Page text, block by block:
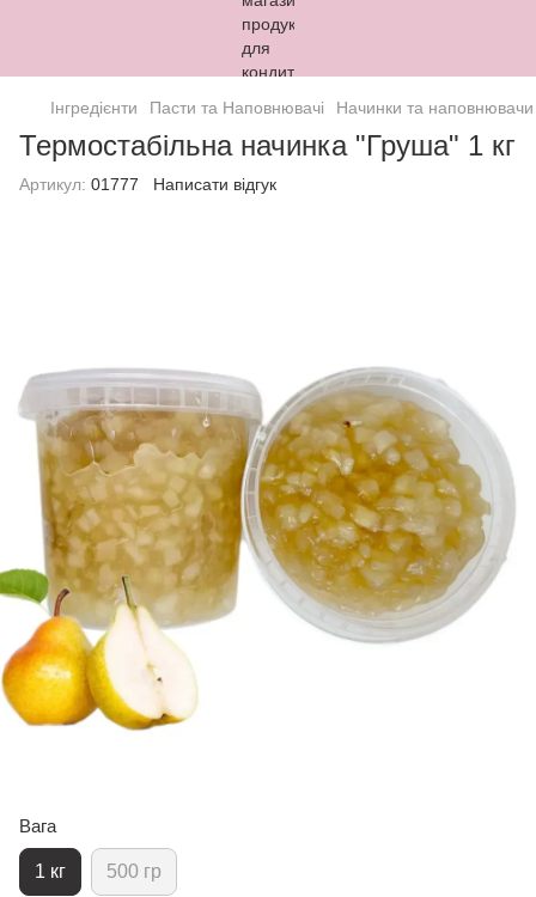
Інгредієнти Пасти та Наповнювачі Начинки та наповнювачи
Термостабільна начинка "Груша" 1 кг
Артикул: 01777 Написати відгук
Вага
1 кг 500 гр